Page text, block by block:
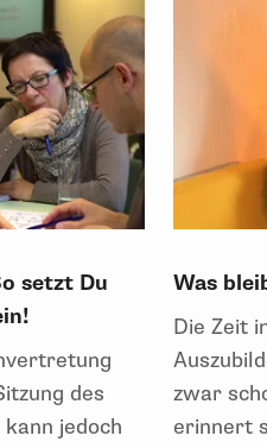
setzt Du
des
jedoch
Was
Die Zeit
zwar
erinnert